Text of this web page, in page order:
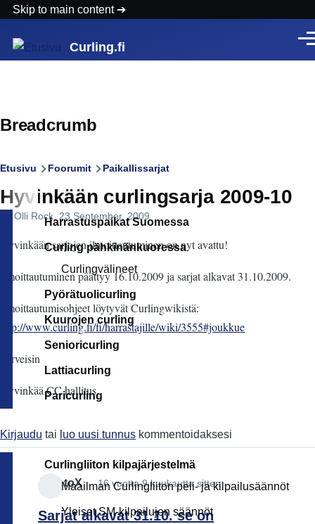
Skip to main content
Curling.fi
Harrastuspaikat Suomessa
Curling pähkinänkuoressa
Curlingvälineet
Pyörätuolicurling
Kuurojen curling
Senioricurling
Lattiacurling
Paricurling
Curlingliiton kilpajärjestelmä
Maailman Curlingliiton peli- ja kilpailusäännöt
Yleiset SM-kilpailujen säännöt
Breadcrumb
Etusivu Foorumit Paikallissarjat
Hyvinkään curlingsarja 2009-10
Olli Rock , 23 September, 2009
Hyvinkään sarjojen ilmoittautuminen on nyt avattu!
Ilmoittautuminen päättyy 16.10.2009 ja sarjat alkavat 31.10.2009.
Ilmoittautumisohjeet löytyvät Curlingwikistä:
http://www.curling.fi/fi/harrastajille/wiki/3555#joukkue
Terveisin
Hyvinkää CC hallitus
Kirjaudu tai luo uusi tunnus kommentoidaksesi
JaantoX 16 vuotta 9 kuukautta sitten
Sarjat alkavat 31.10. se on